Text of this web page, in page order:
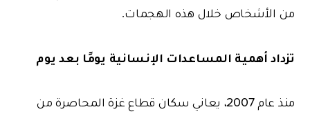
من الأشخاص خلال هذه الهجمات.
تزداد أهمية المساعدات الإنسانية يومًا بعد يوم
منذ عام 2007، يعاني سكان قطاع غزة المحاصرة من